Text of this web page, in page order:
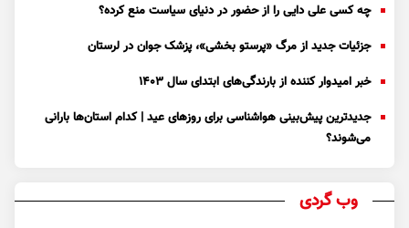
چه کسی علی دایی را از حضور در دنیای سیاست منع کرده؟
جزئیات جدید از مرگ «پرستو بخشی»، پزشک جوان در لرستان
خبر امیدوار کننده از بارندگی‌های ابتدای سال ۱۴۰۳
جدیدترین پیش‌بینی هواشناسی برای روزهای عید | کدام استان‌ها بارانی
می‌شوند؟
وب گردی